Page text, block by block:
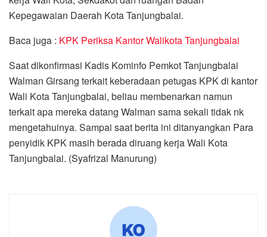
Kepegawaian Daerah Kota Tanjungbalai.
Baca juga : KPK Periksa Kantor Walikota Tanjungbalai
Saat dikonfirmasi Kadis Kominfo Pemkot Tanjungbalai
Walman Girsang terkait keberadaan petugas KPK di kantor
Wali Kota Tanjungbalai, beliau membenarkan namun
terkait apa mereka datang Walman sama sekali tidak nk
mengetahuinya. Sampai saat berita ini ditanyangkan Para
penyidik KPK masih berada diruang kerja Wali Kota
Tanjungbalai. (Syafrizal Manurung)